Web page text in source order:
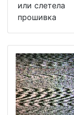
или слетела
прошивка